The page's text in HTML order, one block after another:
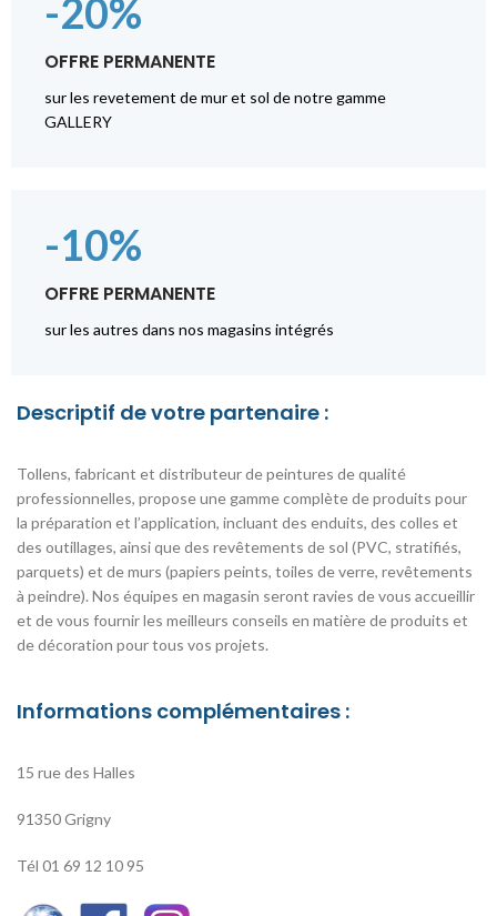
-20%
OFFRE PERMANENTE
sur les revetement de mur et sol de notre gamme
GALLERY
-10%
OFFRE PERMANENTE
sur les autres dans nos magasins intégrés
Descriptif de votre partenaire :
Tollens, fabricant et distributeur de peintures de qualité
professionnelles, propose une gamme complète de produits pour
la préparation et l’application, incluant des enduits, des colles et
des outillages, ainsi que des revêtements de sol (PVC, stratifiés,
parquets) et de murs (papiers peints, toiles de verre, revêtements
à peindre). Nos équipes en magasin seront ravies de vous accueillir
et de vous fournir les meilleurs conseils en matière de produits et
de décoration pour tous vos projets.
Informations complémentaires :
15 rue des Halles
91350 Grigny
Tél 01 69 12 10 95